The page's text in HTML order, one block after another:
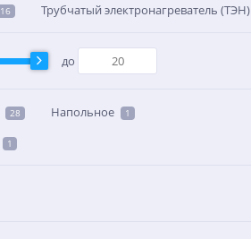
16 Трубчатый электронагреватель (ТЭН)
до
28 Напольное 1
1